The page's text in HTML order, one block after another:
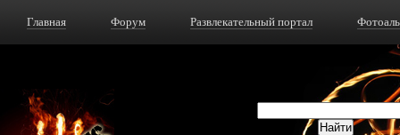
Главная Форум Развлекательный портал